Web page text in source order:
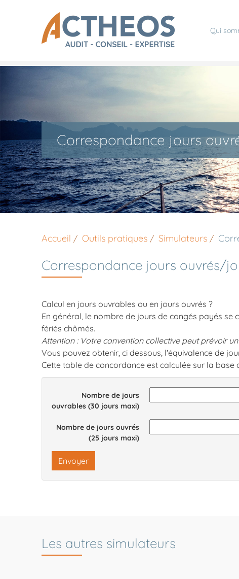
Qui
Correspondance jours
Accueil Outils pratiques Simulateurs
Correspondance jours ouvrés/
Calcul en jours ouvrables ou en jours ouvrés ?
En général, le nombre de jours de congés payés
fériés chômés.
Attention : Votre convention collective peut prévoir
Vous pouvez obtenir, ci dessous, l'équivalence de
Cette table de concordance est calculée sur la
Nombre de jours
ouvrables (30 jours maxi)
Nombre de jours ouvrés
(25 jours maxi)
Envoyer
Les autres simulateurs